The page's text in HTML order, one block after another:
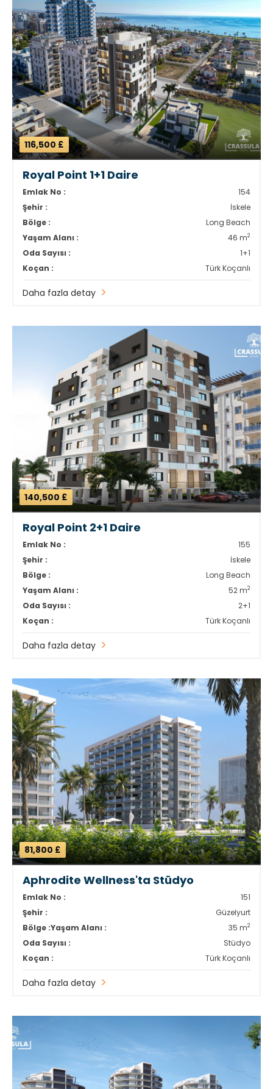
116,500 £
Royal Point 1+1 Daire
Emlak No :
154
Şehir :
İskele
Bölge :
Long Beach
Yaşam Alanı :
46 m2
Oda Sayısı :
1+1
Koçan :
Türk Koçanlı
Daha fazla detay
140,500 £
Royal Point 2+1 Daire
Emlak No :
155
Şehir :
İskele
Bölge :
Long Beach
Yaşam Alanı :
52 m2
Oda Sayısı :
2+1
Koçan :
Türk Koçanlı
Daha fazla detay
81,800 £
Aphrodite Wellness'ta Stüdyo
Emlak No :
151
Şehir :
Güzelyurt
Bölge :Yaşam Alanı : 35 m2
Oda Sayısı :
Stüdyo
Koçan :
Türk Koçanlı
Daha fazla detay